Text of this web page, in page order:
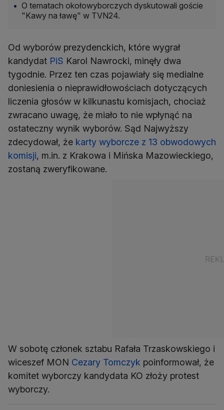
O tematach okołowyborczych dyskutowali goście
"Kawy na ławę" w TVN24.
Od wyborów prezydenckich, które wygrał
kandydat PiS Karol Nawrocki, minęły dwa
tygodnie. Przez ten czas pojawiały się medialne
doniesienia o nieprawidłowościach dotyczących
liczenia głosów w kilkunastu komisjach, chociaż
zwracano uwagę, że miało to nie wpłynąć na
ostateczny wynik wyborów. Sąd Najwyższy
zdecydował, że karty wyborcze z 13 obwodowych
komisji, m.in. z Krakowa i Mińska Mazowieckiego,
zostaną zweryfikowane.
W sobotę członek sztabu Rafała Trzaskowskiego i
wiceszef MON Cezary Tomczyk poinformował, że
komitet wyborczy kandydata KO złoży protest
wyborczy.